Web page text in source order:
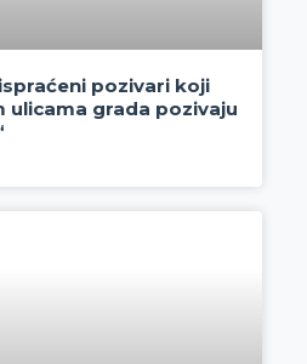
pozivari koji
ulicama grada pozivaju